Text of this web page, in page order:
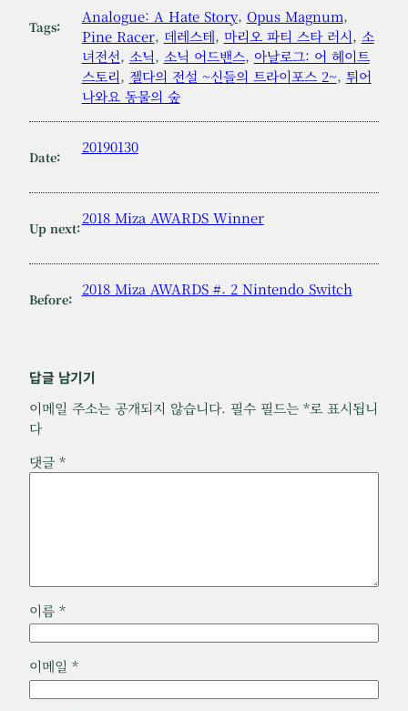
Tags:
Analogue: A Hate Story, Opus Magnum
Pine Racer, 데레스테, 마리오 파티 스타 러시, 소
녀전선, 소닉, 소닉 어드밴스, 아날로그: 어 헤이트
스토리, 젤다의 전설 ~신들의 트라이포스 2~, 튀어
나와요 동물의 숲
Date:
20190130
Up next:
2018 Miza AWARDS Winner
Before:
2018 Miza AWARDS #. 2 Nintendo Switch
답글 남기기
이메일 주소는 공개되지 않습니다. 필수 필드는 *로 표시됩니
다
댓글 *
이름 *
이메일 *